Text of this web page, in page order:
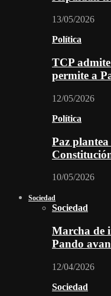
13/05/2026
Política
TCP
permite a
12/05/2026
Política
Paz
10/05/2026
Sociedad
Sociedad
Marcha de
Pando
12/04/2026
Sociedad